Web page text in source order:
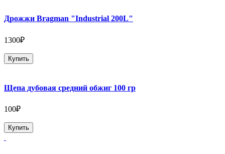
Дрожжи Bragman "Industrial 200L"
1300₽
Купить
Щепа дубовая средний обжиг 100 гр
100₽
Купить